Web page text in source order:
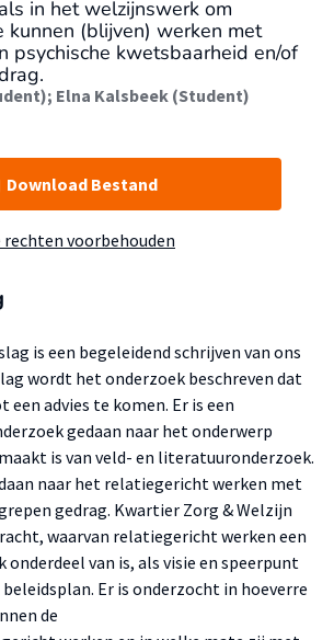
in het welzijnswerk om
(blijven) werken met
psychische kwetsbaarheid en/of
; Elna Kalsbeek (Student)
Download Bestand
rechten voorbehouden
is een begeleidend schrijven van ons
wordt het onderzoek beschreven dat
een advies te komen. Er is een
gedaan naar het onderwerp
is van veld- en literatuuronderzoek.
naar het relatiegericht werken met
gedrag. Kwartier Zorg & Welzijn
waarvan relatiegericht werken een
van is, als visie en speerpunt
Er is onderzocht in hoeverre
de